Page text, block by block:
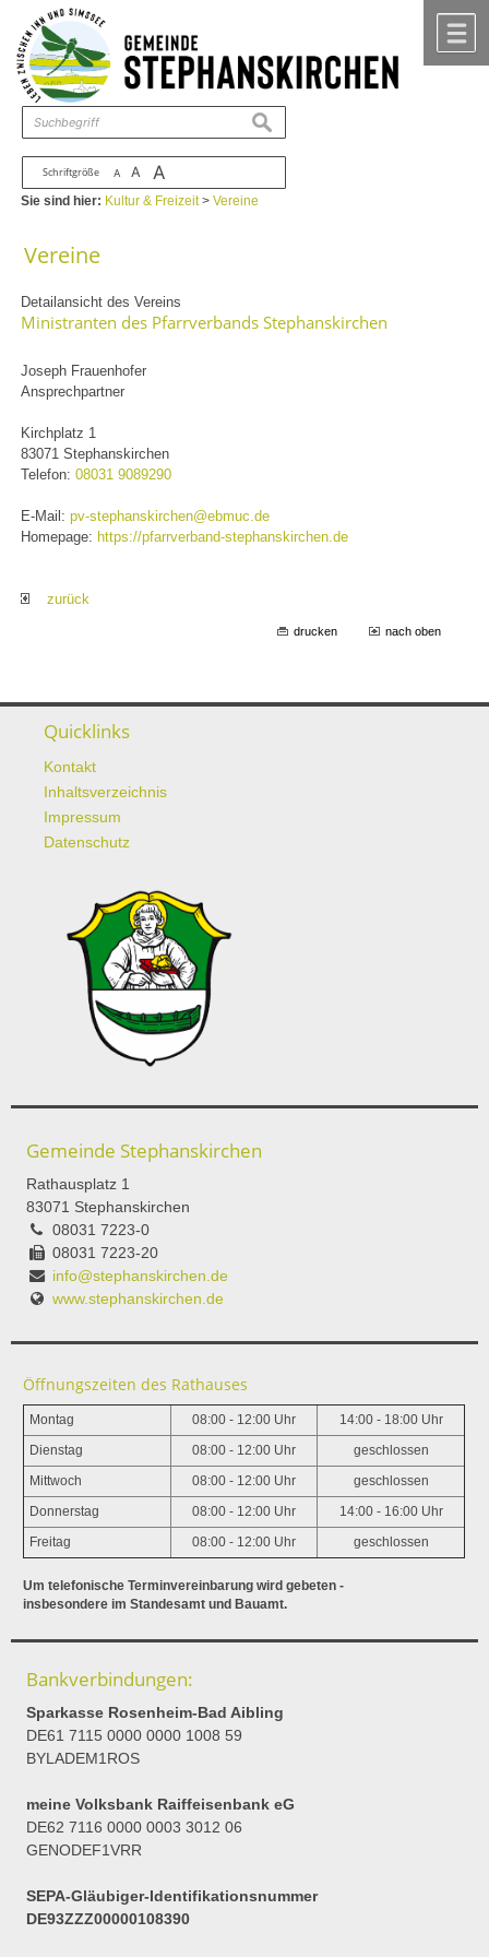
Zum Inhalt ,zur Navigation
Schriftgröße A A A
suchen
Sie sind hier: Kultur & Freizeit>Vereine
Vereine
Detailansicht des Vereins
Ministranten des Pfarrverbands Stephanskirchen
Joseph Frauenhofer
Ansprechpartner
Kirchplatz 1
83071 Stephanskirchen
Telefon:08031 9089290
E-Mail:pv-stephanskirchen@ebmuc.de
Homepage: https://pfarrverband-stephanskirchen.de
zurück
drucken nach oben
Quicklinks
Kontakt
Inhaltsverzeichnis
Impressum
Datenschutz
Gemeinde Stephanskirchen
Rathausplatz 1
83071 Stephanskirchen
08031 7223-0
08031 7223-20
info@stephanskirchen.de
www.stephanskirchen.de
Öffnungszeiten des Rathauses
Montag 08:00 - 12:00 Uhr 14:00 - 18:00 Uhr
Dienstag 08:00 - 12:00 Uhr geschlossen
Mittwoch 08:00 - 12:00 Uhr geschlossen
Donnerstag 08:00 - 12:00 Uhr 14:00 - 16:00 Uhr
Freitag 08:00 - 12:00 Uhr geschlossen
Um telefonische Terminvereinbarung wird gebeten -
insbesondere im Standesamt und Bauamt.
Bankverbindungen:
Sparkasse Rosenheim-Bad Aibling
DE61 7115 0000 0000 1008 59
BYLADEM1ROS
meine Volksbank Raiffeisenbank eG
DE62 7116 0000 0003 3012 06
GENODEF1VRR
SEPA-Gläubiger-Identifikationsnummer
DE93ZZZ00000108390